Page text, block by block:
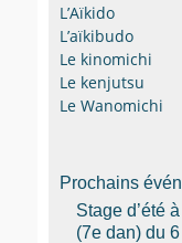
L’Aïkido
L’aïkibudo
Le kinomichi
Le kenjutsu
Le Wanomichi
Prochains
Stage d’été
(7e dan) du